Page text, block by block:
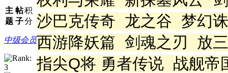
主
题
帖
子
积
分
中级会员
沙巴克传奇 龙之谷 梦幻
西游降妖篇 剑魂之刃 放
指尖Q将 勇者传说 战舰